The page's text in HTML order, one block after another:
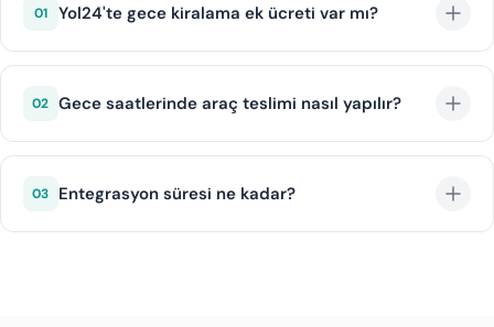
01 Yol24'te gece kiralama ek ücreti var mı?
Hayır, Yol24'ün en önemli özelliği gece saatlerinde ek
02 Gece saatlerinde araç teslimi nasıl yapılır?
Yol24'ün gece vardiyası personeli 7/24 aktiftir.
adrese teslim ile araç her saat teslim edilebilir.
03 Entegrasyon süresi ne kadar?